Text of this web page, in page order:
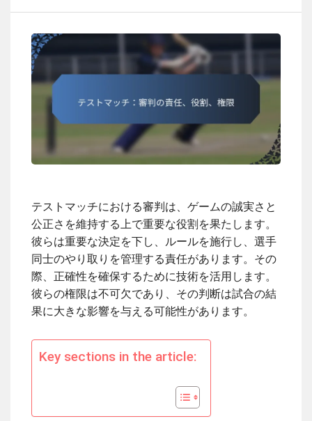
テストマッチにおける審判は、ゲームの誠実さと
公正さを維持する上で重要な役割を果たします。
彼らは重要な決定を下し、ルールを施行し、選手
同士のやり取りを管理する責任があります。その
際、正確性を確保するために技術を活用します。
彼らの権限は不可欠であり、その判断は試合の結
果に大きな影響を与える可能性があります。
Key sections in the article: